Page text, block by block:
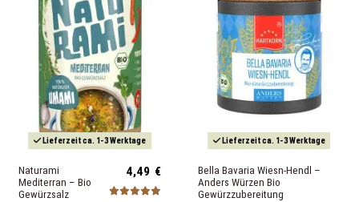
Lieferzeit ca. 1-3 Werktage
Naturami
Mediterran – Bio
Gewürzsalz
4,49 €
Lieferzeit ca. 1-3 Werktage
Bella Bavaria Wiesn-Hendl –
Anders Würzen Bio
Gewürzzubereitung